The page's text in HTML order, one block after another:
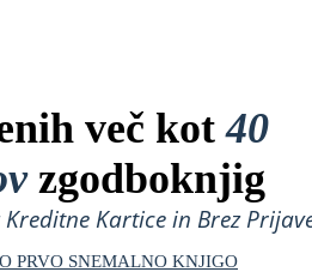
več kot40
zgodboknjig
Kreditne Kartice in Brez
PRVO SNEMALNO KNJIGO